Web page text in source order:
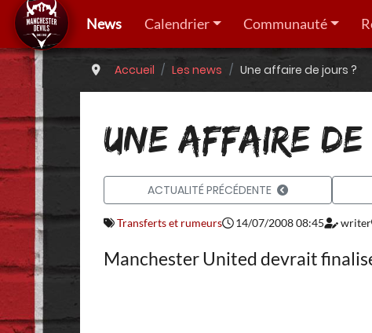
News Calendrier Communauté
Accueil Les news Une affaire de jours ?
UNE AFFAIRE
ACTUALITÉ PRÉCÉDENTE
Transferts et rumeurs 14/07/2008 08:45 writer
Manchester United devrait